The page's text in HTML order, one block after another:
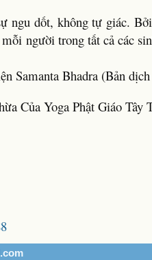
ngu dốt, không tự giác.
người trong tất cả các
Samanta Bhadra (Bản
Của Yoga Phật Giáo Tây